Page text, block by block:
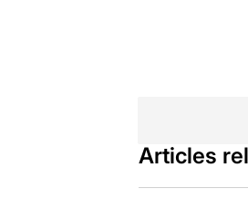
Articles